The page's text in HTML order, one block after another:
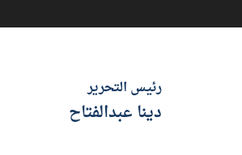
رئيس التحرير
دينا عبدالفتاح